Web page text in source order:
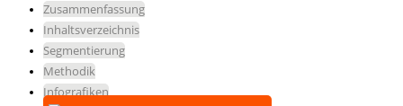
Zusammenfassung
Inhaltsverzeichnis
Segmentierung
Methodik
Infografiken